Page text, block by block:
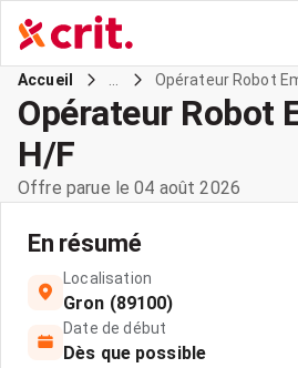
Accueil Opérateur Robot
Opérateur Robot
H/F
Offre parue le 04 août 2026
En résumé
Localisation
Gron (89100)
Date de début
Dès que possible